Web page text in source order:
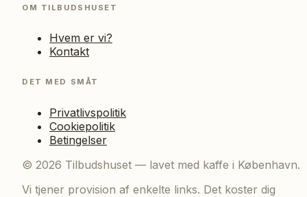
OM TILBUDSHUSET
Hvem er vi?
Kontakt
DET MED SMÅT
Privatlivspolitik
Cookiepolitik
Betingelser
© 2026 Tilbudshuset — lavet med kaffe i København.
Vi tjener provision af enkelte links. Det koster dig